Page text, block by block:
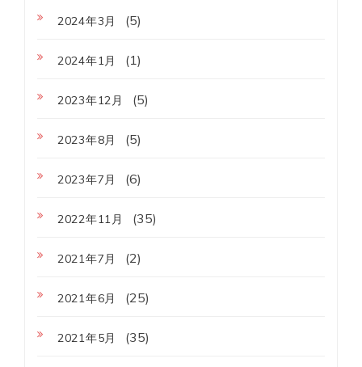
2024年3月 (5)
2024年1月 (1)
2023年12月 (5)
2023年8月 (5)
2023年7月 (6)
2022年11月 (35)
2021年7月 (2)
2021年6月 (25)
2021年5月 (35)